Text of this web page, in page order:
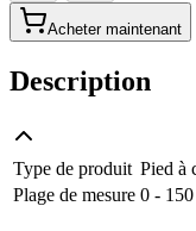
Acheter maintenant
Description
Type de produit Pied à
Plage de mesure 0 -